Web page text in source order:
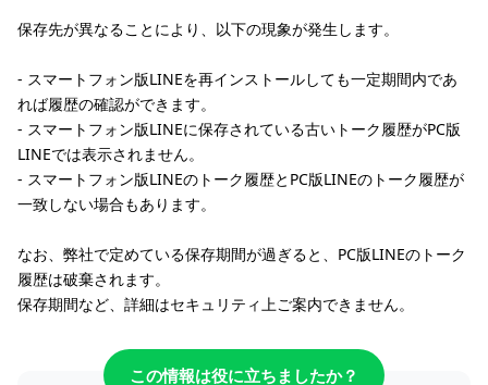
保存先が異なることにより、以下の現象が発生します。
- スマートフォン版LINEを再インストールしても一定期間内であ
れば履歴の確認ができます。
- スマートフォン版LINEに保存されている古いトーク履歴がPC版
LINEでは表示されません。
- スマートフォン版LINEのトーク履歴とPC版LINEのトーク履歴が
一致しない場合もあります。
なお、弊社で定めている保存期間が過ぎると、PC版LINEのトーク
履歴は破棄されます。
保存期間など、詳細はセキュリティ上ご案内できません。
この情報は役に立ちましたか？